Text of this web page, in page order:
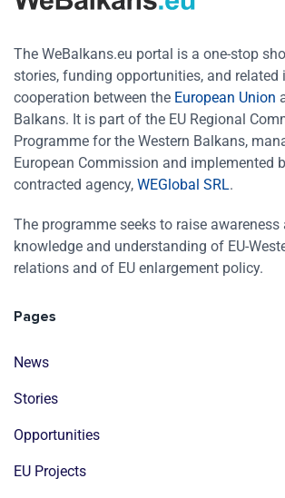
The WeBalkans.eu portal is a one-stop
stories, funding opportunities, and
cooperation between the European Union
Balkans. It is part of the EU Regional
Programme for the Western Balkans,
European Commission and implemented
contracted agency, WEGlobal SRL.
The programme seeks to raise awareness
knowledge and understanding of EU-
relations and of EU enlargement policy.
Pages
News
Stories
Opportunities
EU Projects